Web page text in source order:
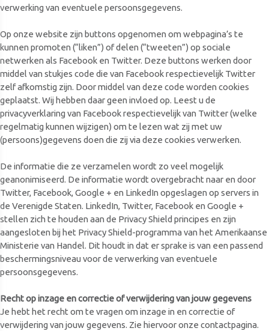
verwerking van eventuele persoonsgegevens.
Op onze website zijn buttons opgenomen om webpagina’s te
kunnen promoten (“liken”) of delen (“tweeten”) op sociale
netwerken als Facebook en Twitter. Deze buttons werken door
middel van stukjes code die van Facebook respectievelijk Twitter
zelf afkomstig zijn. Door middel van deze code worden cookies
geplaatst. Wij hebben daar geen invloed op. Leest u de
privacyverklaring van Facebook respectievelijk van Twitter (welke
regelmatig kunnen wijzigen) om te lezen wat zij met uw
(persoons)gegevens doen die zij via deze cookies verwerken.
De informatie die ze verzamelen wordt zo veel mogelijk
geanonimiseerd. De informatie wordt overgebracht naar en door
Twitter, Facebook, Google + en LinkedIn opgeslagen op servers in
de Verenigde Staten. LinkedIn, Twitter, Facebook en Google +
stellen zich te houden aan de Privacy Shield principes en zijn
aangesloten bij het Privacy Shield-programma van het Amerikaanse
Ministerie van Handel. Dit houdt in dat er sprake is van een passend
beschermingsniveau voor de verwerking van eventuele
persoonsgegevens.
Recht op inzage en correctie of verwijdering van jouw gegevens
Je hebt het recht om te vragen om inzage in en correctie of
verwijdering van jouw gegevens. Zie hiervoor onze contactpagina.